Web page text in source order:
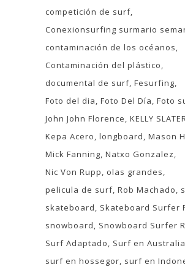
competición de surf
Conexionsurfing surmario
contaminación de los océanos
Contaminación del plástico
documental de surf Fesurfing
Foto del dia Foto Del Día Foto
John John Florence KELLY
Kepa Acero longboard Mason
Mick Fanning Natxo Gonzalez
Nic Von Rupp
olas grandes
pelicula de surf Rob Machado
skateboard
Skateboard Surfer
snowboard
Snowboard Surfer
Surf Adaptado
Surf en Australia
surf en hossegor surf en